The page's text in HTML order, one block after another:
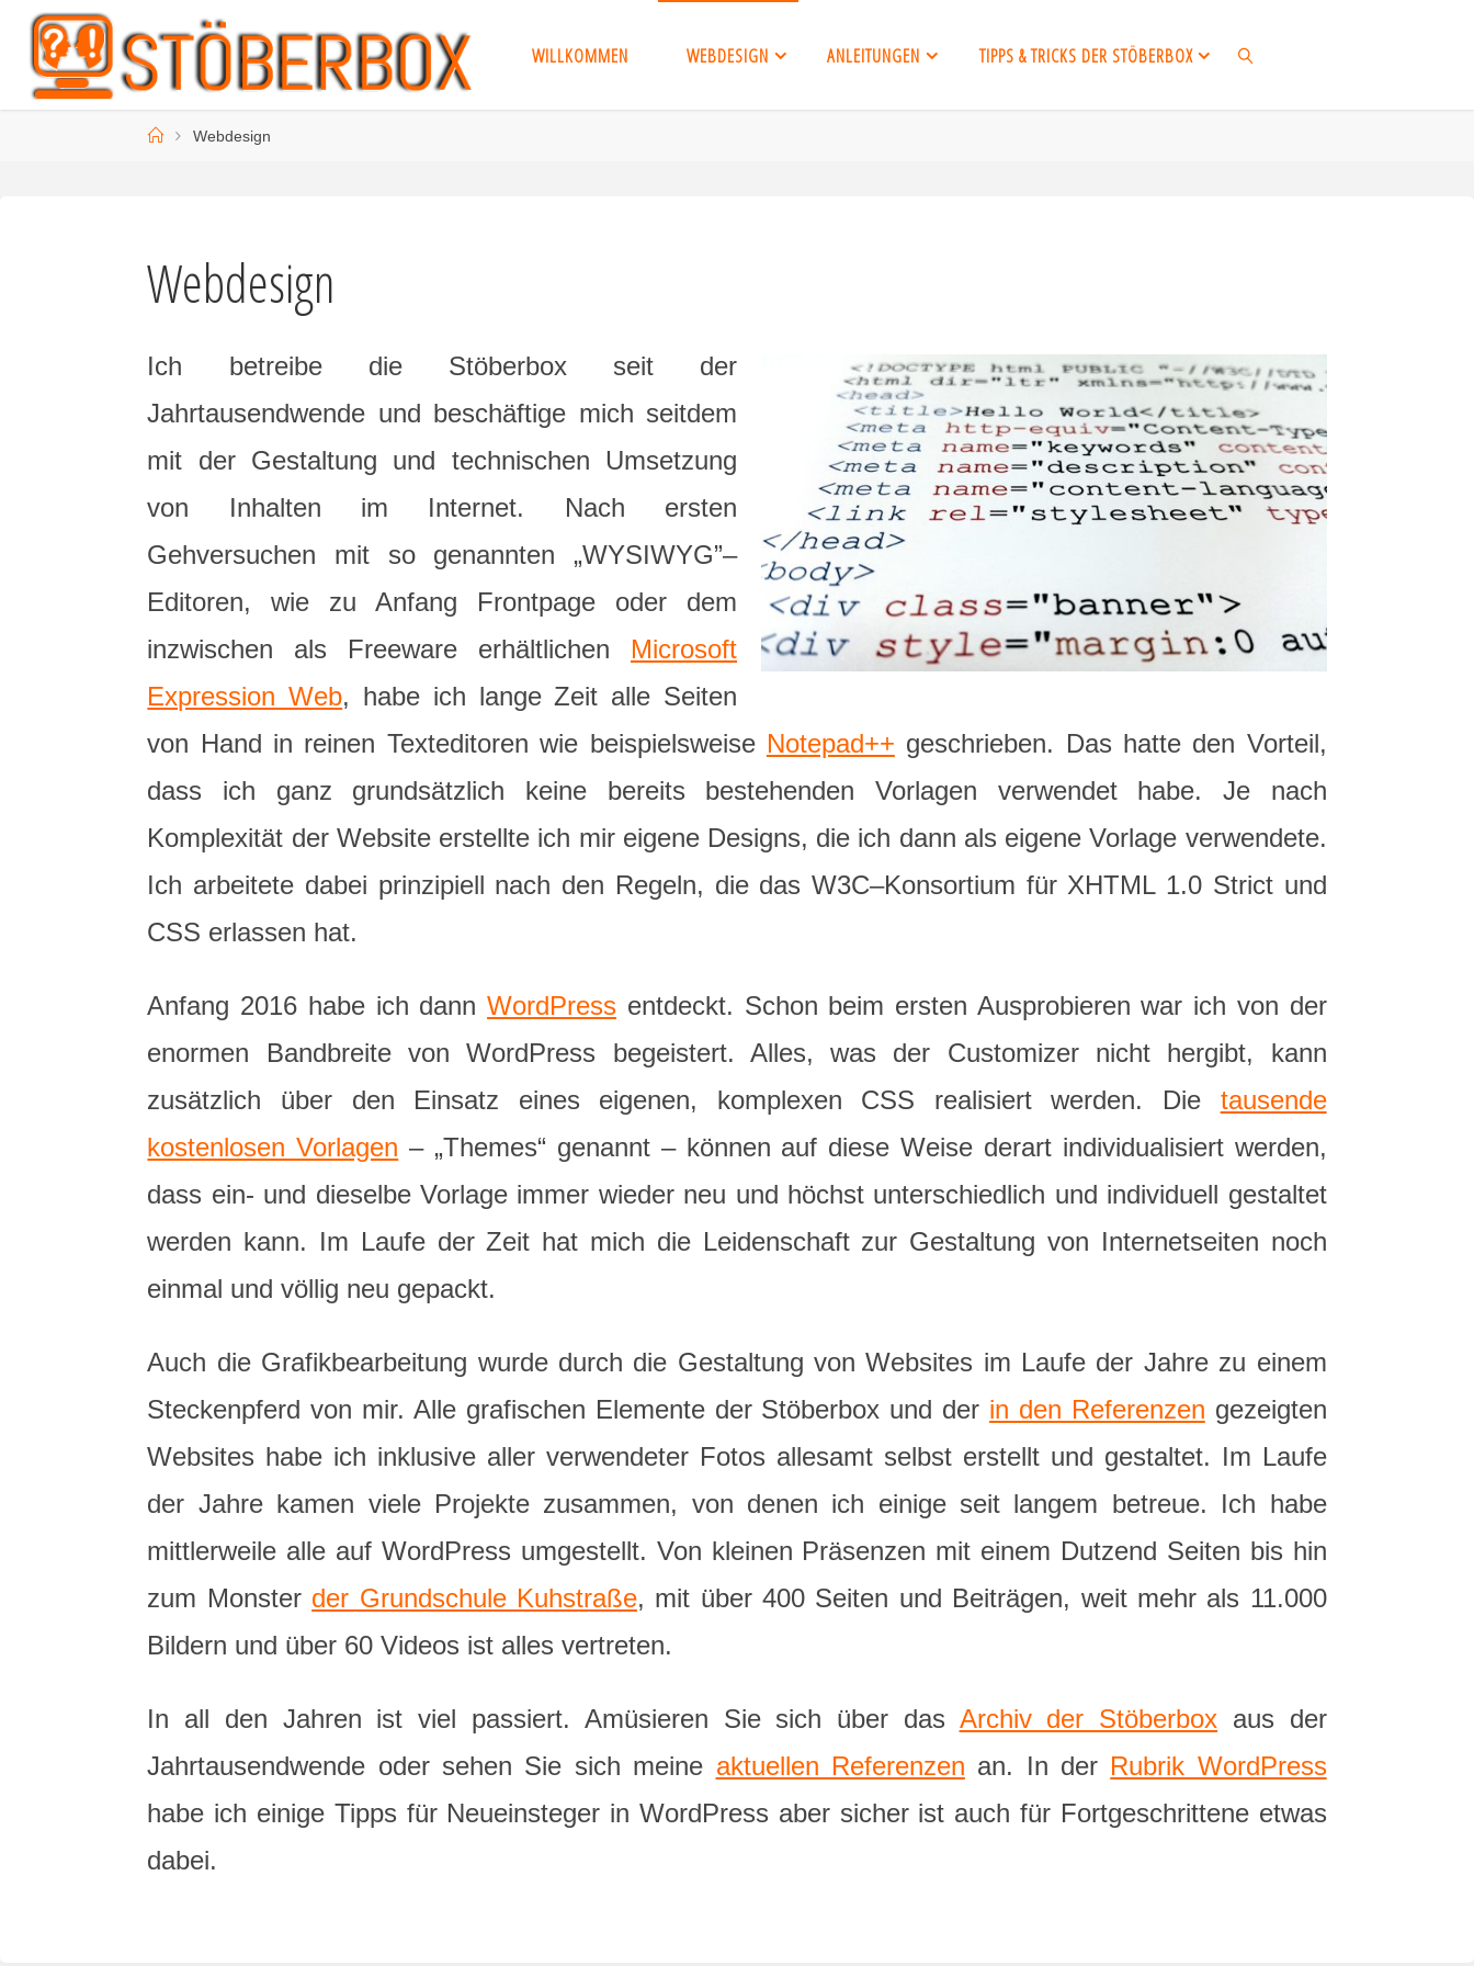
Inhalt
springen
WILLKOMMEN WEBDESIGN ANLEITUNGEN TIPPS & TRICKS DER STÖBERBOX
StartWebdesign
Webdesign
Ich betreibe die Stöberbox seit der
Jahrtausendwende und beschäftige mich seitdem
mit der Gestaltung und technischen Umsetzung
von Inhalten im Internet. Nach ersten
Gehversuchen mit so genannten „WYSIWYG”–
Editoren, wie zu Anfang Frontpage oder dem
inzwischen als Freeware erhältlichen Microsoft
Expression Web, habe ich lange Zeit alle Seiten
von Hand in reinen Texteditoren wie beispielsweise Notepad++ geschrieben. Das hatte den Vorteil,
dass ich ganz grundsätzlich keine bereits bestehenden Vorlagen verwendet habe. Je nach
Komplexität der Website erstellte ich mir eigene Designs, die ich dann als eigene Vorlage verwendete.
Ich arbeitete dabei prinzipiell nach den Regeln, die das W3C–Konsortium für XHTML 1.0 Strict und
CSS erlassen hat.
Anfang 2016 habe ich dannWordPress entdeckt. Schon beim ersten Ausprobieren war ich von der
enormen Bandbreite von WordPress begeistert. Alles, was der Customizer nicht hergibt, kann
zusätzlich über den Einsatz eines eigenen, komplexen CSS realisiert werden. Die tausende
kostenlosen Vorlagen – „Themes“ genannt – können auf diese Weise derart individualisiert werden,
dass ein- und dieselbe Vorlage immer wieder neu und höchst unterschiedlich und individuell gestaltet
werden kann. Im Laufe der Zeit hat mich die Leidenschaft zur Gestaltung von Internetseiten noch
einmal und völlig neu gepackt.
Auch die Grafikbearbeitung wurde durch die Gestaltung von Websites im Laufe der Jahre zu einem
Steckenpferd von mir. Alle grafischen Elemente der Stöberbox und der in den Referenzen gezeigten
Websites habe ich inklusive aller verwendeter Fotos allesamt selbst erstellt und gestaltet. Im Laufe
der Jahre kamen viele Projekte zusammen, von denen ich einige seit langem betreue. Ich habe
mittlerweile alle auf WordPress umgestellt. Von kleinen Präsenzen mit einem Dutzend Seiten bis hin
zum Monster der Grundschule Kuhstraße, mit über 400 Seiten und Beiträgen, weit mehr als 11.000
Bildern und über 60 Videos ist alles vertreten.
In all den Jahren ist viel passiert. Amüsieren Sie sich über das Archiv der Stöberbox aus der
Jahrtausendwende oder sehen Sie sich meine aktuellen Referenzen an. In der Rubrik WordPress
habe ich einige Tipps für Neueinsteger in WordPress aber sicher ist auch für Fortgeschrittene etwas
dabei.